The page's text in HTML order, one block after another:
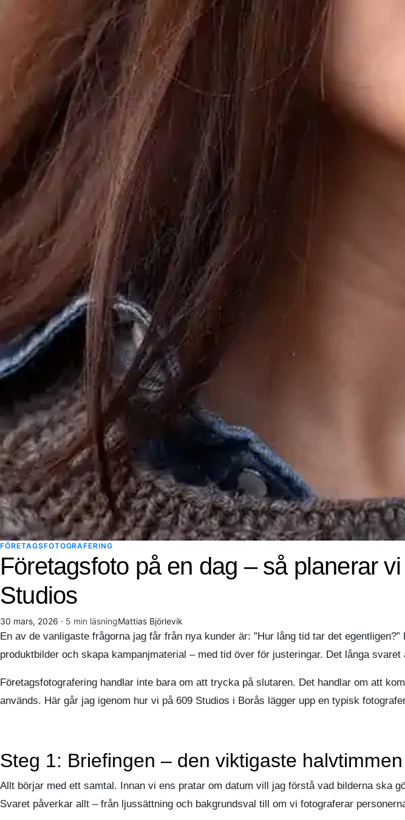
FÖRETAGSFOTOGRAFERING
Företagsfoto på en dag – så planerar
Studios
30 mars, 2026 · 5 min läsningMattias Björlevik
En av de vanligaste frågorna jag får från nya kunder är: ”Hur lång tid tar det
produktbilder och skapa kampanjmaterial – med tid över för justeringar. Det långa svaret
Företagsfotografering handlar inte bara om att trycka på slutaren. Det handlar om att
används. Här går jag igenom hur vi på 609 Studios i Borås lägger upp en typisk
Steg 1: Briefingen – den viktigaste halvtimmen
Allt börjar med ett samtal. Innan vi ens pratar om datum vill jag förstå vad bilderna ska
Svaret påverkar allt – från ljussättning och bakgrundsval till om vi fotograferar